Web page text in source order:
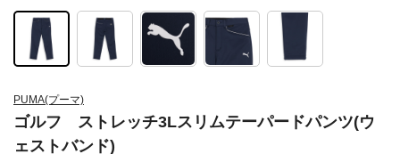
PUMA(プーマ)
ゴルフ ストレッチ3Lスリムテーパードパンツ(ウ
ェストバンド)